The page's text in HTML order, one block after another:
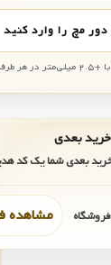
دور مچ را وارد کنید
طرف
خرید بعدی شما یک کد
مشاهده